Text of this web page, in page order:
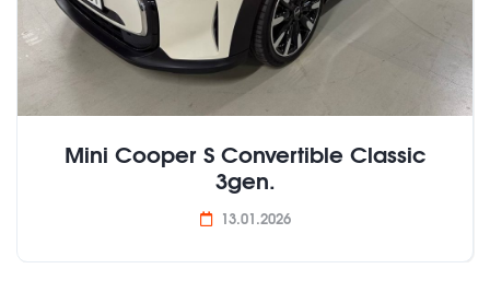
Mini Cooper S Convertible Classic
3gen.
13.01.2026